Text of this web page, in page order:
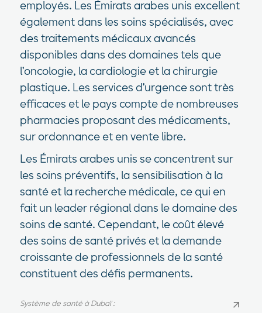
employés. Les Émirats arabes unis excellent
également dans les soins spécialisés, avec
des traitements médicaux avancés
disponibles dans des domaines tels que
l'oncologie, la cardiologie et la chirurgie
plastique. Les services d'urgence sont très
efficaces et le pays compte de nombreuses
pharmacies proposant des médicaments,
sur ordonnance et en vente libre.
Les Émirats arabes unis se concentrent sur
les soins préventifs, la sensibilisation à la
santé et la recherche médicale, ce qui en
fait un leader régional dans le domaine des
soins de santé. Cependant, le coût élevé
des soins de santé privés et la demande
croissante de professionnels de la santé
constituent des défis permanents.
Système de santé à Dubaï :